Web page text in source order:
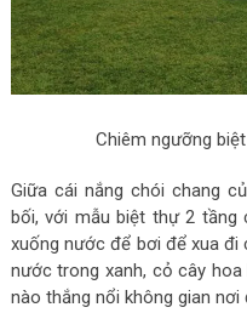
Chiêm ngưỡng
Giữa cái nắng chói chang
bối, với mẫu biệt thự 2 tầng
xuống nước để bơi để xua đi
nước trong xanh, cỏ cây
nào thắng nổi không gian nơi